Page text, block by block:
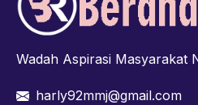
Wadah Aspirasi Masyarakat
harly92mmj@gmail.com